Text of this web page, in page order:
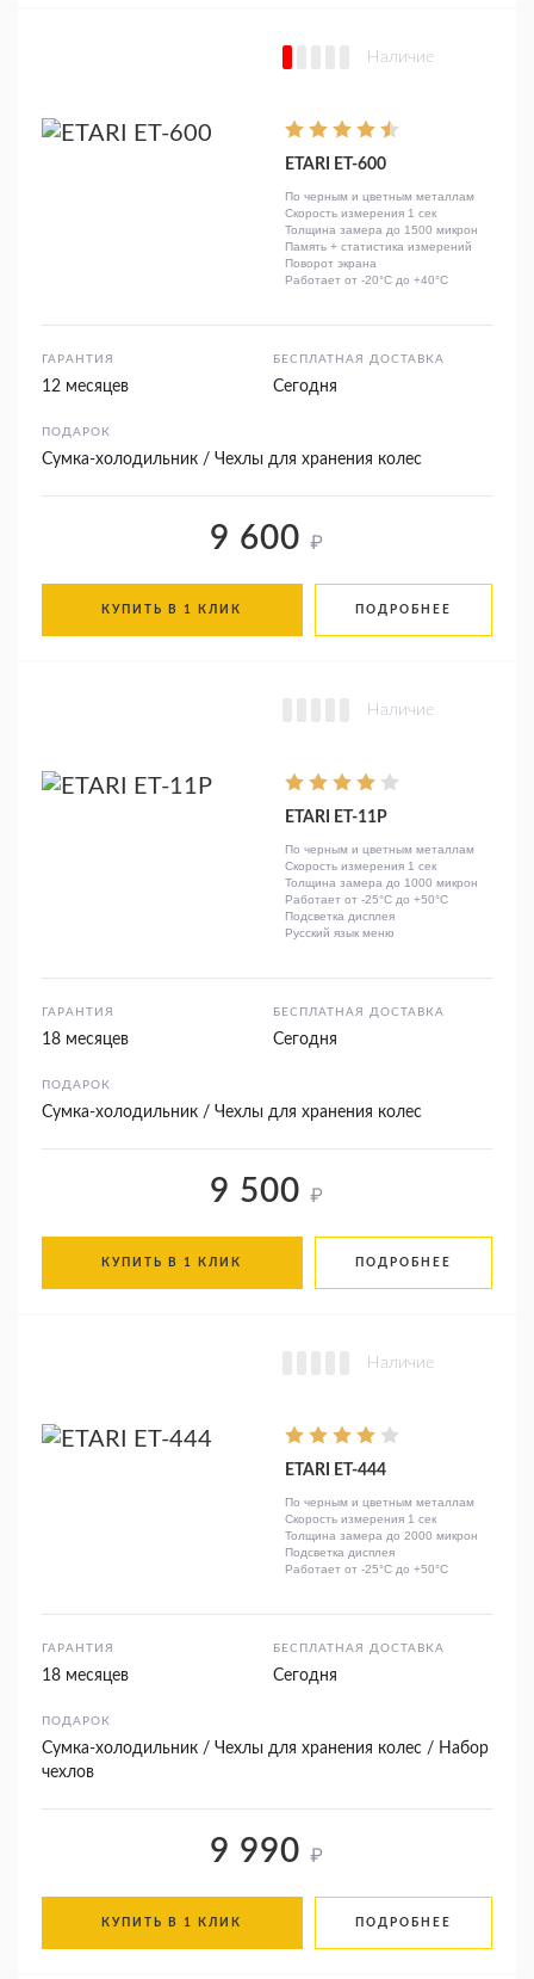
Наличие
ETARI ЕТ-600
По черным и цветным металлам
Скорость измерения 1 сек
Толщина замера до 1500 микрон
Память + статистика измерений
Поворот экрана
Работает от -20°C до +40°C
ГАРАНТИЯ
12 месяцев
БЕСПЛАТНАЯ ДОСТАВКА
Сегодня
ПОДАРОК
Сумка-холодильник / Чехлы для хранения колес
9 600 ₽
КУПИТЬ В 1 КЛИК ПОДРОБНЕЕ
Наличие
ETARI ЕТ-11Р
По черным и цветным металлам
Скорость измерения 1 сек
Толщина замера до 1000 микрон
Работает от -25°C до +50°C
Подсветка дисплея
Русский язык меню
ГАРАНТИЯ
18 месяцев
БЕСПЛАТНАЯ ДОСТАВКА
Сегодня
ПОДАРОК
Сумка-холодильник / Чехлы для хранения колес
9 500 ₽
КУПИТЬ В 1 КЛИК ПОДРОБНЕЕ
Наличие
ETARI ЕТ-444
По черным и цветным металлам
Скорость измерения 1 сек
Толщина замера до 2000 микрон
Подсветка дисплея
Работает от -25°C до +50°C
ГАРАНТИЯ
18 месяцев
БЕСПЛАТНАЯ ДОСТАВКА
Сегодня
ПОДАРОК
Сумка-холодильник / Чехлы для хранения колес / Набор
чехлов
9 990 ₽
КУПИТЬ В 1 КЛИК ПОДРОБНЕЕ